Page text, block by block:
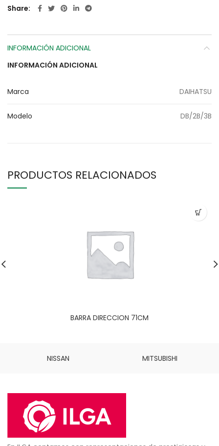
Share
INFORMACIÓN ADICIONAL
INFORMACIÓN ADICIONAL
Marca DAIHATSU
Modelo DB/2B/3B
PRODUCTOS RELACIONADOS
BARRA DIRECCION 71CM
NISSAN MITSUBISHI